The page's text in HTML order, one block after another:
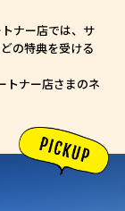
ナー店では、サ
の特典を受ける
トナー店さまのネ